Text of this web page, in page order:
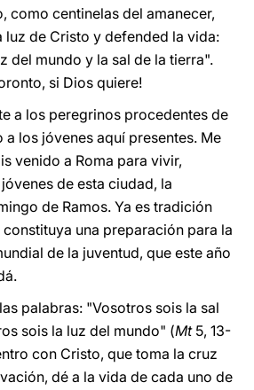
como centinelas del amanecer,
luz de Cristo y defended la vida:
del mundo y la sal de la tierra".
si Dios quiere!
a los peregrinos procedentes de
los jóvenes aquí presentes. Me
venido a Roma para vivir,
de esta ciudad, la
de Ramos. Ya es tradición
una preparación para la
de la juventud, que este año
palabras: "Vosotros sois la sal
sois la luz del mundo" (Mt5, 13-
con Cristo, que toma la cruz
dé a la vida de cada uno de